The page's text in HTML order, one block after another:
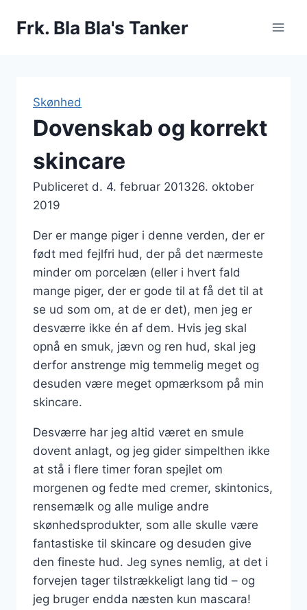
Frk. Bla Bla's Tanker
Skønhed
Dovenskab og korrekt
skincare
Publiceret d. 4. februar 201326. oktober
2019
Der er mange piger i denne verden, der er
født med fejlfri hud, der på det nærmeste
minder om porcelæn (eller i hvert fald
mange piger, der er gode til at få det til at
se ud som om, at de er det), men jeg er
desværre ikke én af dem. Hvis jeg skal
opnå en smuk, jævn og ren hud, skal jeg
derfor anstrenge mig temmelig meget og
desuden være meget opmærksom på min
skincare.
Desværre har jeg altid været en smule
dovent anlagt, og jeg gider simpelthen ikke
at stå i flere timer foran spejlet om
morgenen og fedte med cremer, skintonics,
rensemælk og alle mulige andre
skønhedsprodukter, som alle skulle være
fantastiske til skincare og desuden give
den fineste hud. Jeg synes nemlig, at det i
forvejen tager tilstrækkeligt lang tid – og
jeg bruger endda næsten kun mascara!